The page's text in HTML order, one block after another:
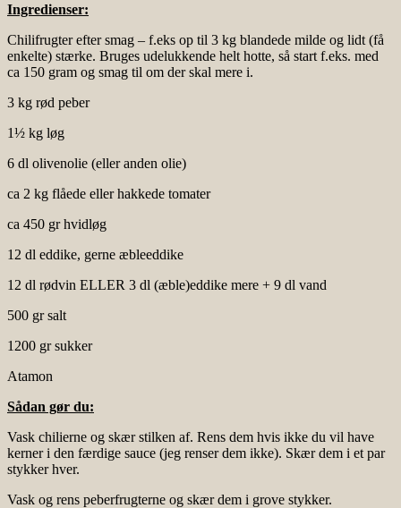
Ingredienser:
Chilifrugter efter smag – f.eks op til 3 kg blandede milde og lidt (få
enkelte) stærke. Bruges udelukkende helt hotte, så start f.eks. med
ca 150 gram og smag til om der skal mere i.
3 kg rød peber
1½ kg løg
6 dl olivenolie (eller anden olie)
ca 2 kg flåede eller hakkede tomater
ca 450 gr hvidløg
12 dl eddike, gerne æbleeddike
12 dl rødvin ELLER 3 dl (æble)eddike mere + 9 dl vand
500 gr salt
1200 gr sukker
Atamon
Sådan gør du:
Vask chilierne og skær stilken af. Rens dem hvis ikke du vil have
kerner i den færdige sauce (jeg renser dem ikke). Skær dem i et par
stykker hver.
Vask og rens peberfrugterne og skær dem i grove stykker.